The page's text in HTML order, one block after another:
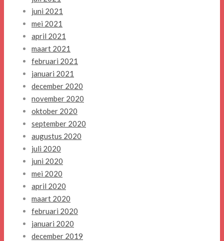
juni 2021
mei 2021
april 2021
maart 2021
februari 2021
januari 2021
december 2020
november 2020
oktober 2020
september 2020
augustus 2020
juli 2020
juni 2020
mei 2020
april 2020
maart 2020
februari 2020
januari 2020
december 2019